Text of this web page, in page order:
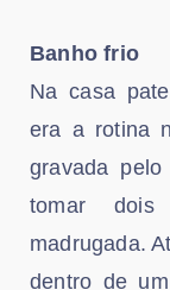
Banho frio
Na casa
era a rotina
gravada
tomar
madrugada.
dentro de